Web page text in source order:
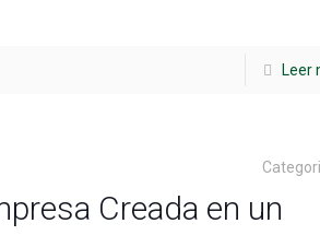
Leer
Creada en un